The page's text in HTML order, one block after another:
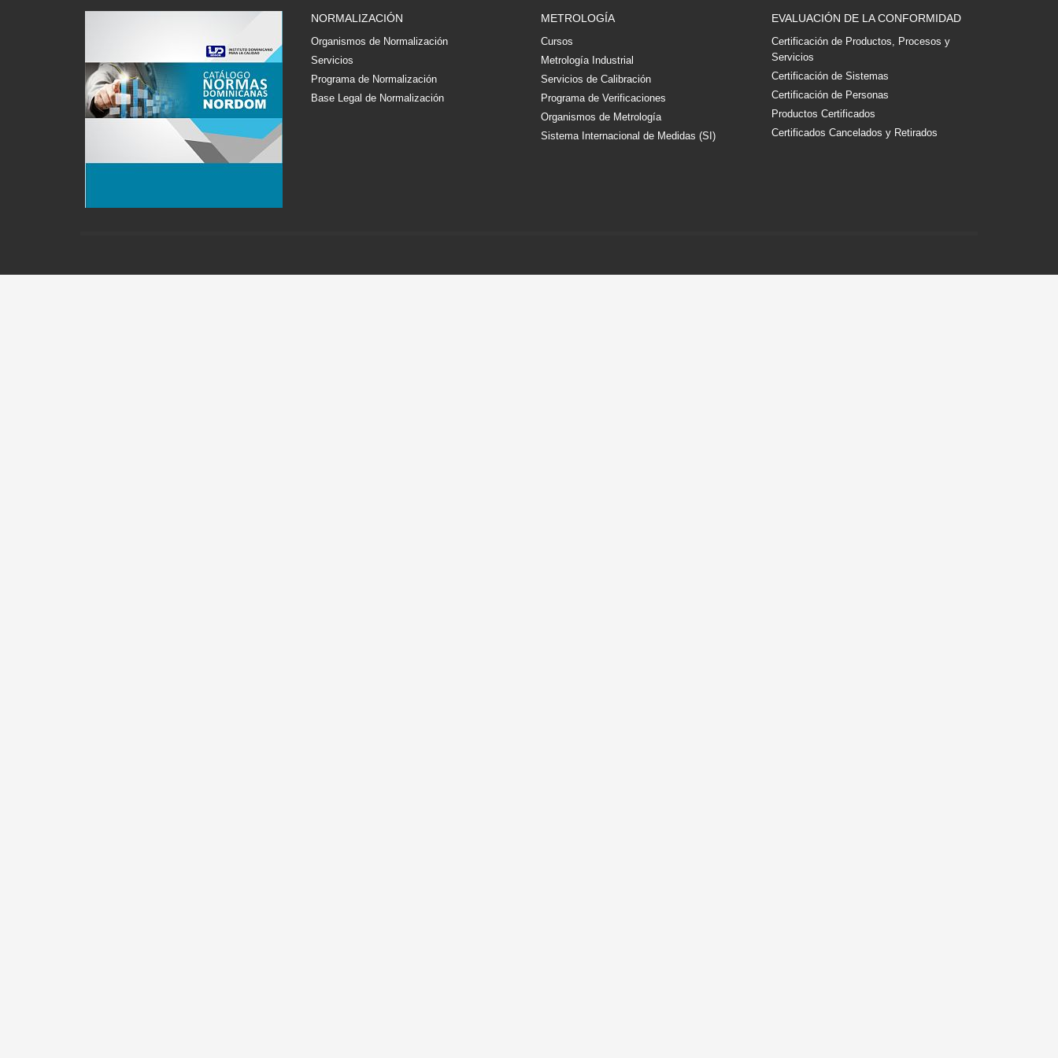
NORMALIZACIÓN
Organismos de Normalización
Servicios
Programa de Normalización
Base Legal de Normalización
METROLOGÍA
Cursos
Metrología Industrial
Servicios de Calibración
Programa de Verificaciones
Organismos de Metrología
Sistema Internacional de Medidas (SI)
EVALUACIÓN DE LA CONFORMIDAD
Certificación de Productos, Procesos y
Servicios
Certificación de Sistemas
Certificación de Personas
Productos Certificados
Certificados Cancelados y Retirados